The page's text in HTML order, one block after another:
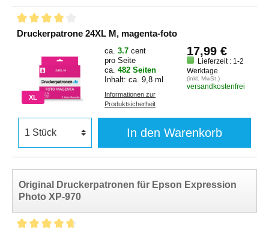
Druckerpatrone 24XL M, magenta-foto
XL
ca. 3.7 cent
pro Seite
ca. 482 Seiten
Inhalt: ca. 9,8 ml
Informationen zur
Produktsicherheit
17,99 €
Lieferzeit : 1-2
Werktage
(inkl. MwSt.)
versandkostenfrei
In den Warenkorb
Original Druckerpatronen für Epson Expression
Photo XP-970